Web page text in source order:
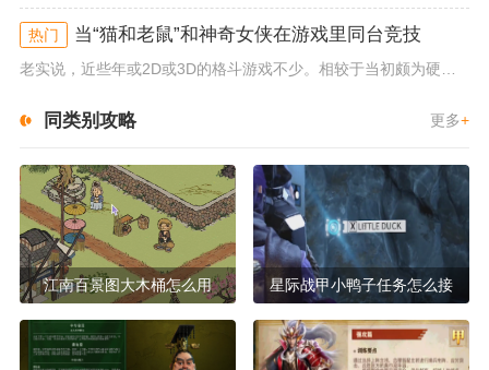
热门 当“猫和老鼠”和神奇女侠在游戏里同台竞技
老实说，近些年或2D或3D的格斗游戏不少。相较于当初颇为硬核的难度。如今这类游戏大都以较低的游玩门槛，独特的技能机制吸引...
同类别攻略 更多+
江南百景图大木桶怎么用 星际战甲小鸭子任务怎么接